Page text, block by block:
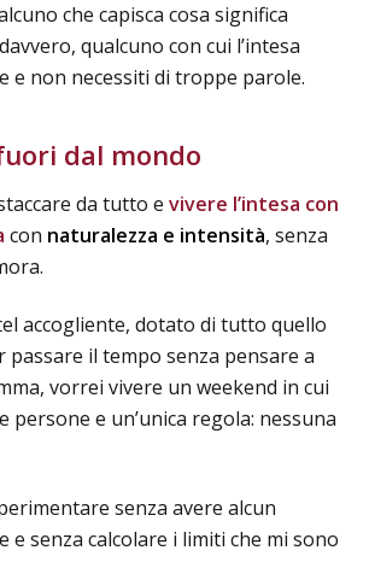
che capisca cosa significa
qualcuno con cui l’intesa
e non necessiti di troppe parole.
dal mondo
da tutto e vivere l’intesa con
con naturalezza e intensità, senza
accogliente, dotato di tutto quello
passare il tempo senza pensare a
vorrei vivere un weekend in cui
persone e un’unica regola: nessuna
senza avere alcun
e senza calcolare i limiti che mi sono